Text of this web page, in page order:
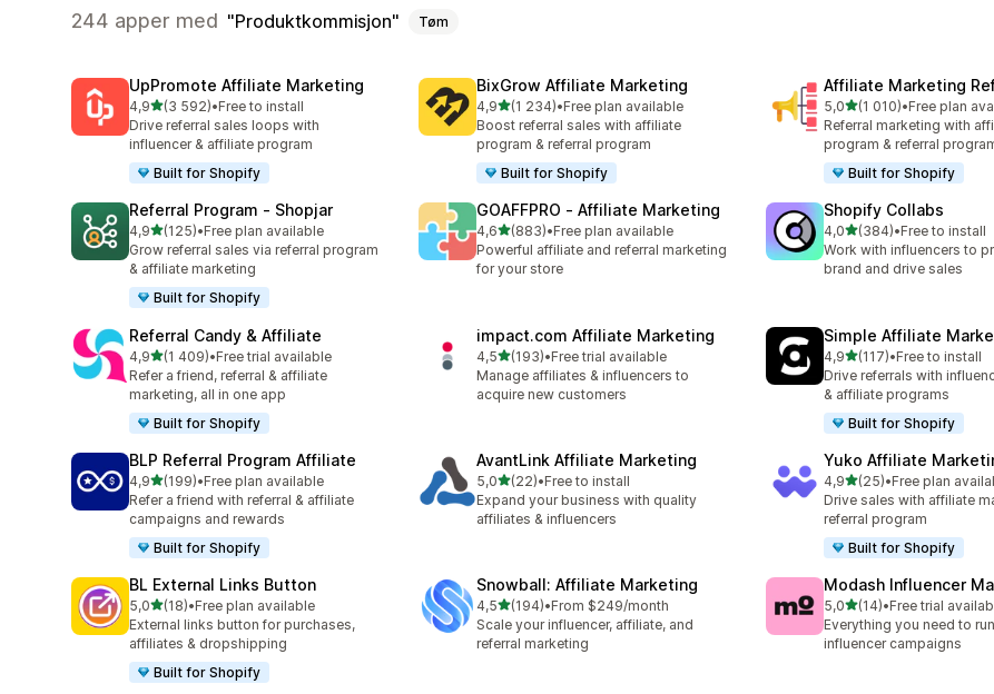
244 apper med Produktkommisjon Tøm
UpPromote Affiliate Marketing
4,9av 5 stjerner
(3 592)
Totalt 3592 omtaler
•Free to install
Drive referral sales loops with
influencer & affiliate program
Built for Shopify
BixGrow Affiliate Marketing
4,9av 5 stjerner
(1 234)
Totalt 1234 omtaler
•Free plan available
Boost referral sales with affiliate
program & referral program
Built for Shopify
Affiliate Marketing
5,0av 5 stjerner
(1 010)
Totalt 1010 omtaler
•Free plan
Referral marketing with
program & referral
Built for Shopify
Referral Program ‑ Shopjar
4,9av 5 stjerner
(125)
Totalt 125 omtaler
•Free plan available
Grow referral sales via referral program
& affiliate marketing
Built for Shopify
GOAFFPRO ‑ Affiliate Marketing
4,6av 5 stjerner
(883)
Totalt 883 omtaler
•Free plan available
Powerful affiliate and referral marketing
for your store
Shopify Collabs
4,0av 5 stjerner
(384)
Totalt 384 omtaler
•Free to install
Work with influencers to
brand and drive sales
Referral Candy & Affiliate
4,9av 5 stjerner
(1 409)
Totalt 1409 omtaler
•Free trial available
Refer a friend, referral & affiliate
marketing, all in one app
Built for Shopify
impact.com Affiliate Marketing
4,5av 5 stjerner
(193)
Totalt 193 omtaler
•Free trial available
Manage affiliates & influencers to
acquire new customers
Simple Affiliate
4,9av 5 stjerner
(117)
Totalt 117 omtaler
•Free to install
Drive referrals with
& affiliate programs
Built for Shopify
BLP Referral Program Affiliate
4,9av 5 stjerner
(199)
Totalt 199 omtaler
•Free plan available
Refer a friend with referral & affiliate
campaigns and rewards
Built for Shopify
AvantLink Affiliate Marketing
5,0av 5 stjerner
(22)
Totalt 22 omtaler
•Free to install
Expand your business with quality
affiliates & influencers
Yuko Affiliate
4,9av 5 stjerner
(25)
Totalt 25 omtaler
•Free plan
Drive sales with affiliate
referral program
Built for Shopify
BL External Links Button
5,0av 5 stjerner
(18)
Totalt 18 omtaler
•Free plan available
External links button for purchases,
affiliates & dropshipping
Built for Shopify
Snowball: Affiliate Marketing
4,5av 5 stjerner
(194)
Totalt 194 omtaler
•From $249/month
Scale your influencer, affiliate, and
referral marketing
Modash Influencer
5,0av 5 stjerner
(14)
Totalt 14 omtaler
•Free trial
Everything you need to
influencer campaigns